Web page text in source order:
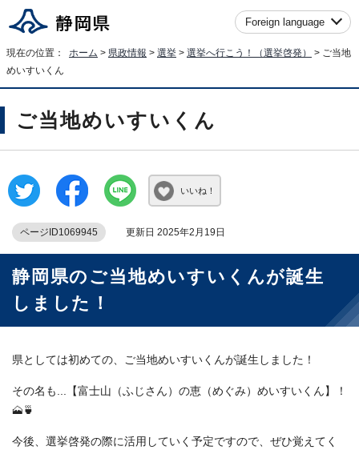
Foreign language
現在の位置： ホーム > 県政情報 > 選挙 > 選挙へ行こう！（選挙啓発）
> ご当地
めいすいくん
ご当地めいすいくん
いいね！
ページID1069945 更新日 2025年2月19日
静岡県のご当地めいすいくんが誕生
しました！
県としては初めての、ご当地めいすいくんが誕生しました！
その名も...【富士山（ふじさん）の恵（めぐみ）めいすいくん】！
🗻🍵
今後、選挙啓発の際に活用していく予定ですので、ぜひ覚えてく